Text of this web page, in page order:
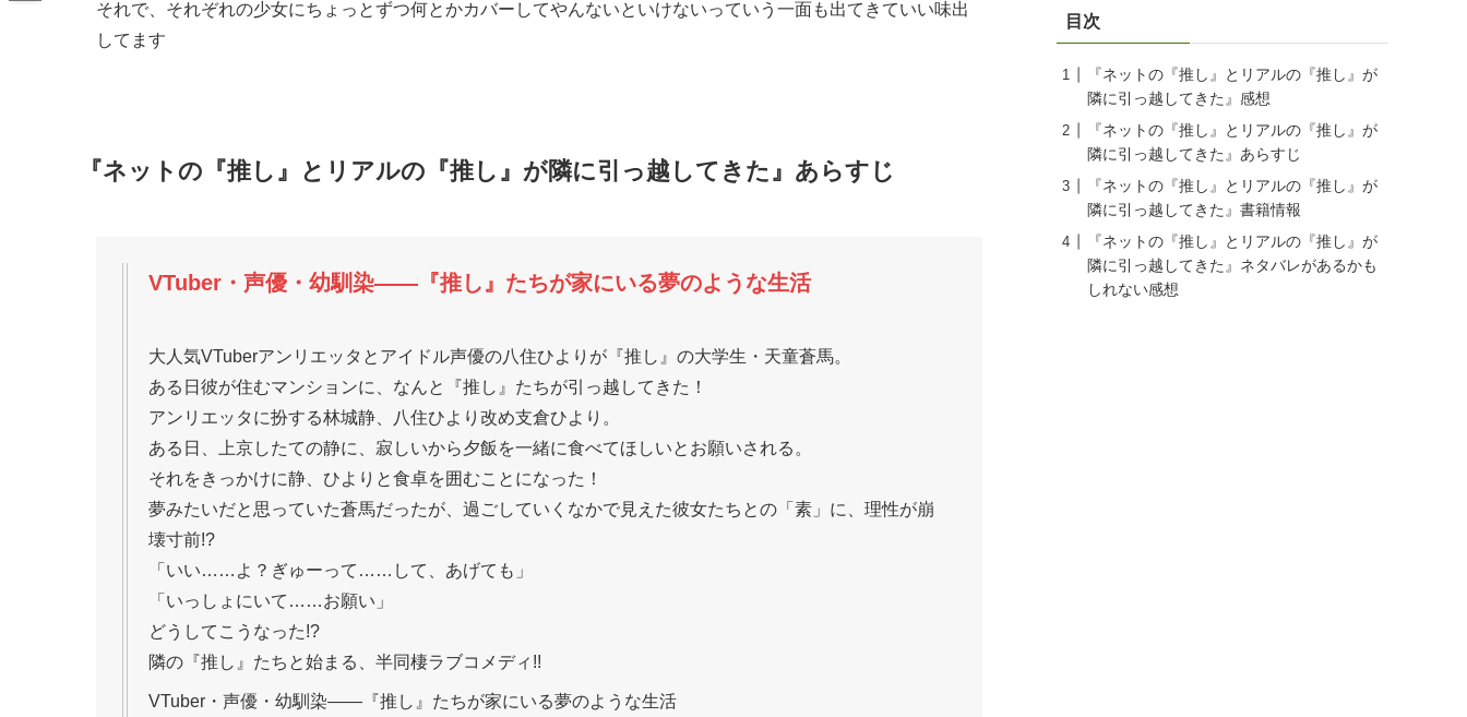
それで、それぞれの少女にちょっとずつ何とかカバーしてやんないといけないっていう一面も出てきていい味出
してます
『ネットの『推し』とリアルの『推し』が隣に引っ越してきた』あらすじ
VTuber・声優・幼馴染――『推し』たちが家にいる夢のような生活
大人気VTuberアンリエッタとアイドル声優の八住ひよりが『推し』の大学生・天童蒼馬。
ある日彼が住むマンションに、なんと『推し』たちが引っ越してきた！
アンリエッタに扮する林城静、八住ひより改め支倉ひより。
ある日、上京したての静に、寂しいから夕飯を一緒に食べてほしいとお願いされる。
それをきっかけに静、ひよりと食卓を囲むことになった！
夢みたいだと思っていた蒼馬だったが、過ごしていくなかで見えた彼女たちとの「素」に、理性が崩
壊寸前!?
「いい……よ？ぎゅーって……して、あげても」
「いっしょにいて……お願い」
どうしてこうなった!?
隣の『推し』たちと始まる、半同棲ラブコメディ!!
VTuber・声優・幼馴染――『推し』たちが家にいる夢のような生活
目次
『ネットの『推し』とリアルの『推し』が
隣に引っ越してきた』感想
『ネットの『推し』とリアルの『推し』が
隣に引っ越してきた』あらすじ
『ネットの『推し』とリアルの『推し』が
隣に引っ越してきた』書籍情報
『ネットの『推し』とリアルの『推し』が
隣に引っ越してきた』ネタバレがあるかも
しれない感想